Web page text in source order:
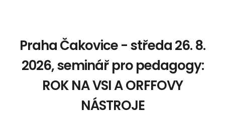
Praha Čakovice - středa 26. 8.
2026, seminář pro pedagogy:
ROK NA VSI A ORFFOVY
NÁSTROJE